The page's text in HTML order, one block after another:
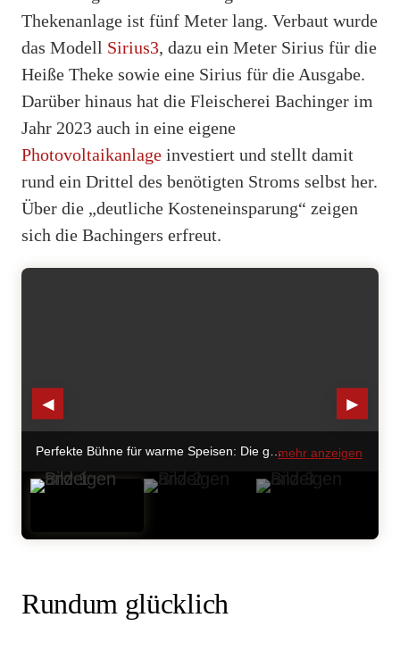
Thekenanlage ist fünf Meter lang. Verbaut wurde
das Modell Sirius3, dazu ein Meter Sirius für die
Heiße Theke sowie eine Sirius für die Ausgabe.
Darüber hinaus hat die Fleischerei Bachinger im
Jahr 2023 auch in eine eigene
Photovoltaikanlage investiert und stellt damit
rund ein Drittel des benötigten Stroms selbst her.
Über die „deutliche Kosteneinsparung“ zeigen
sich die Bachingers erfreut.
Perfekte Bühne für warme Speisen: Die gut befüllte heiße Theke, ebenfalls eine Sirius, bietet eine verkaufsaktive Präsentation & kluge Arbeitsflächen. © Aichingermehr anzeigen
◄ ►
Rundum glücklich